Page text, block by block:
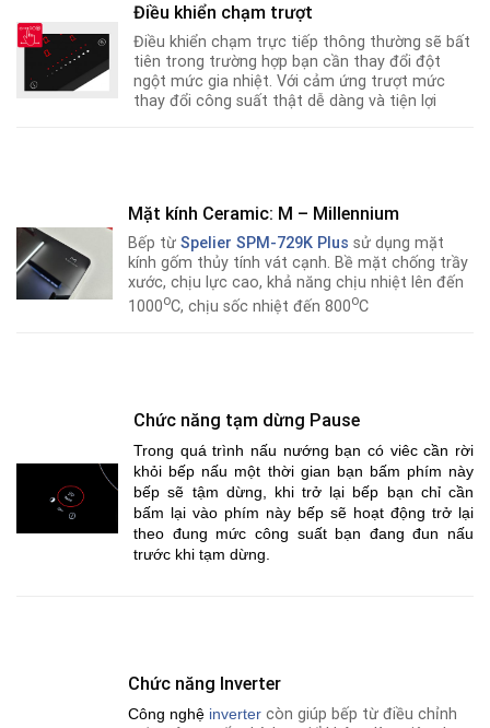
Điều khiển chạm trượt
Điều khiển chạm trực tiếp thông thường sẽ bất
tiên trong trường hợp bạn cần thay đổi đột
ngột mức gia nhiệt. Với cảm ứng trượt mức
thay đổi công suất thật dễ dàng và tiện lợi
Mặt kính Ceramic: M – Millennium
Bếp từSpelier SPM-729K Plus sử dụng mặt
kính gốm thủy tính vát cạnh. Bề mặt chống trầy
xước, chịu lực cao, khả năng chịu nhiệt lên đến
1000oC, chịu sốc nhiệt đến 800oC
Chức năng tạm dừng Pause
Trong quá trình nấu nướng bạn có viêc cần rời
khỏi bếp nấu một thời gian bạn bấm phím này
bếp sẽ tậm dừng, khi trở lại bếp bạn chỉ cần
bấm lại vào phím này bếp sẽ hoạt động trở lại
theo đung mức công suất bạn đang đun nấu
trước khi tạm dừng.
Chức năng Inverter
Công nghệ inverter còn giúp bếp từ điều chỉnh